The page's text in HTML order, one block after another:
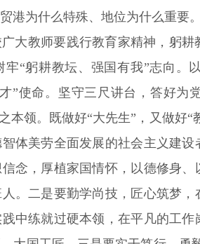
港为什么特殊、地位为什么重要
大教师要践行教育家精神，躬
“躬耕教坛、强国有我”志向。
”使命。坚守三尺讲台，答好为
本领。既做好“大先生”，又做好
体美劳全面发展的社会主义建
念，厚植家国情怀，以德修身
。二是要勤学尚技，匠心筑梦
中练就过硬本领，在平凡的工